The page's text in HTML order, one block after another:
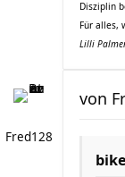
Disziplin
Für alles,
Lilli
Fred128
von